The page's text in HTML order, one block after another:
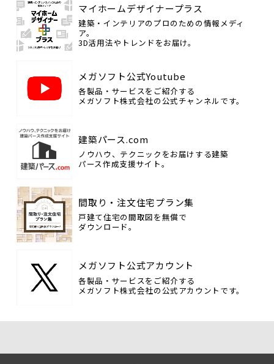
マイホームデザイナープラス
建築・インテリアのプロのための情報メディ
ア。
3D活用法やトレンドをお届け。
メガソフト公式Youtube
各製品・サービスをご紹介する
メガソフト株式会社の公式チャンネルです。
建築パース.com
ノウハウ、テクニックをお届けする建築
パース作成支援サイト。
間取り・注文住宅プラン集
戸建て住宅の間取図を無償で
ダウンロード。
メガソフト公式アカウント
各製品・サービスをご紹介する
メガソフト株式会社の公式アカウントです。